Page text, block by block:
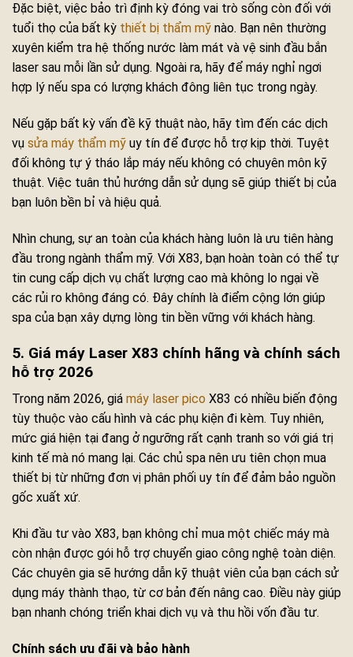
Đặc biệt, việc bảo trì định kỳ đóng vai trò sống còn đối với
tuổi thọ của bất kỳ thiết bị thẩm mỹ nào. Bạn nên thường
xuyên kiểm tra hệ thống nước làm mát và vệ sinh đầu bắn
laser sau mỗi lần sử dụng. Ngoài ra, hãy để máy nghỉ ngơi
hợp lý nếu spa có lượng khách đông liên tục trong ngày.
Nếu gặp bất kỳ vấn đề kỹ thuật nào, hãy tìm đến các dịch
vụ sửa máy thẩm mỹ uy tín để được hỗ trợ kịp thời. Tuyệt
đối không tự ý tháo lắp máy nếu không có chuyên môn kỹ
thuật. Việc tuân thủ hướng dẫn sử dụng sẽ giúp thiết bị của
bạn luôn bền bỉ và hiệu quả.
Nhìn chung, sự an toàn của khách hàng luôn là ưu tiên hàng
đầu trong ngành thẩm mỹ. Với X83, bạn hoàn toàn có thể tự
tin cung cấp dịch vụ chất lượng cao mà không lo ngại về
các rủi ro không đáng có. Đây chính là điểm cộng lớn giúp
spa của bạn xây dựng lòng tin bền vững với khách hàng.
5. Giá máy Laser X83 chính hãng và chính sách
hỗ trợ 2026
Trong năm 2026, giá máy laser pico X83 có nhiều biến động
tùy thuộc vào cấu hình và các phụ kiện đi kèm. Tuy nhiên,
mức giá hiện tại đang ở ngưỡng rất cạnh tranh so với giá trị
kinh tế mà nó mang lại. Các chủ spa nên ưu tiên chọn mua
thiết bị từ những đơn vị phân phối uy tín để đảm bảo nguồn
gốc xuất xứ.
Khi đầu tư vào X83, bạn không chỉ mua một chiếc máy mà
còn nhận được gói hỗ trợ chuyển giao công nghệ toàn diện.
Các chuyên gia sẽ hướng dẫn kỹ thuật viên của bạn cách sử
dụng máy thành thạo, từ cơ bản đến nâng cao. Điều này giúp
bạn nhanh chóng triển khai dịch vụ và thu hồi vốn đầu tư.
Chính sách ưu đãi và bảo hành